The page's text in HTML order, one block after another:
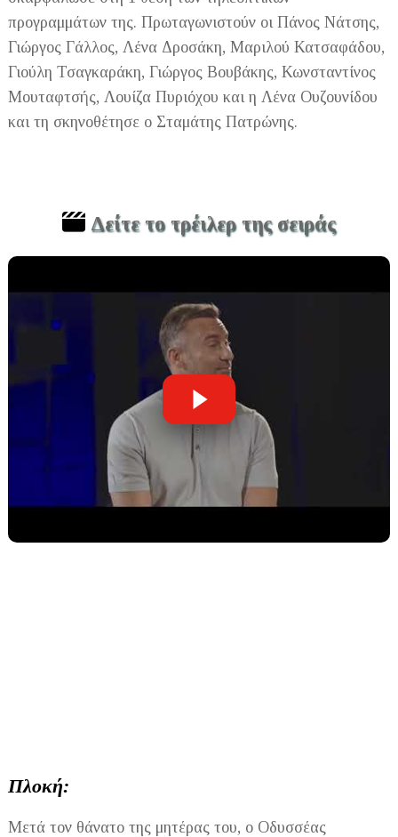
προγραμμάτων της. Πρωταγωνιστούν οι Πάνος Νάτσης,
Γιώργος Γάλλος, Λένα Δροσάκη, Μαριλού Κατσαφάδου,
Γιούλη Τσαγκαράκη, Γιώργος Βουβάκης, Κωνσταντίνος
Μουταφτσής, Λουίζα Πυριόχου και η Λένα Ουζουνίδου
και τη σκηνοθέτησε ο Σταμάτης Πατρώνης.
Δείτε το τρέιλερ της σειράς
Πλοκή:
Μετά τον θάνατο της μητέρας του, ο Οδυσσέας